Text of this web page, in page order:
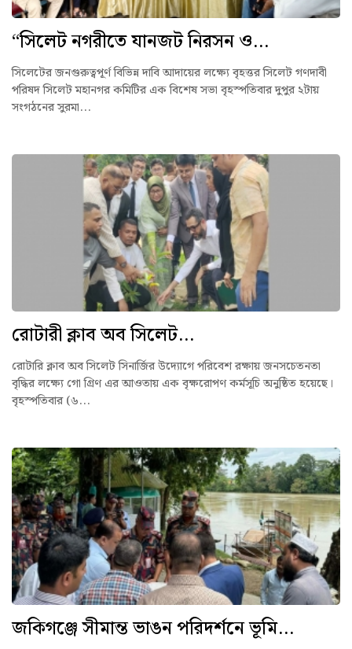
“সিলেট নগরীতে যানজট নিরসন ও...
সিলেটের জনগুরুত্বপূর্ণ বিভিন্ন দাবি আদায়ের লক্ষ্যে বৃহত্তর সিলেট গণদাবী
পরিষদ সিলেট মহানগর কমিটির এক বিশেষ সভা বৃহস্পতিবার দুপুর ২টায়
সংগঠনের সুরমা...
রোটারী ক্লাব অব সিলেট...
রোটারি ক্লাব অব সিলেট সিনার্জির উদ্যোগে পরিবেশ রক্ষায় জনসচেতনতা
বৃদ্ধির লক্ষ্যে গো গ্রিণ এর আওতায় এক বৃক্ষরোপণ কর্মসূচি অনুষ্ঠিত হয়েছে।
বৃহস্পতিবার (৬...
জকিগঞ্জে সীমান্ত ভাঙন পরিদর্শনে ভূমি...